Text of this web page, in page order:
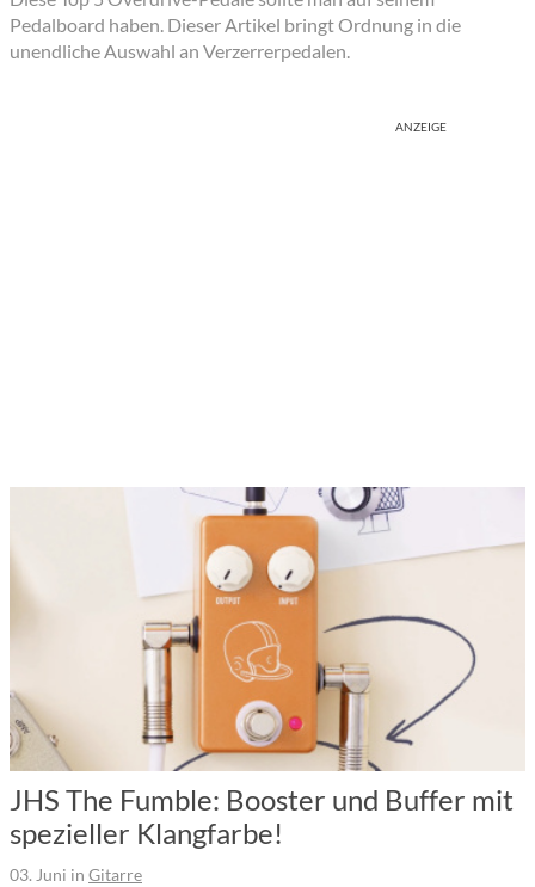
Pedalboard haben. Dieser Artikel bringt Ordnung in die
unendliche Auswahl an Verzerrerpedalen.
ANZEIGE
JHS The Fumble: Booster und Buffer mit
spezieller Klangfarbe!
03. Juni in Gitarre